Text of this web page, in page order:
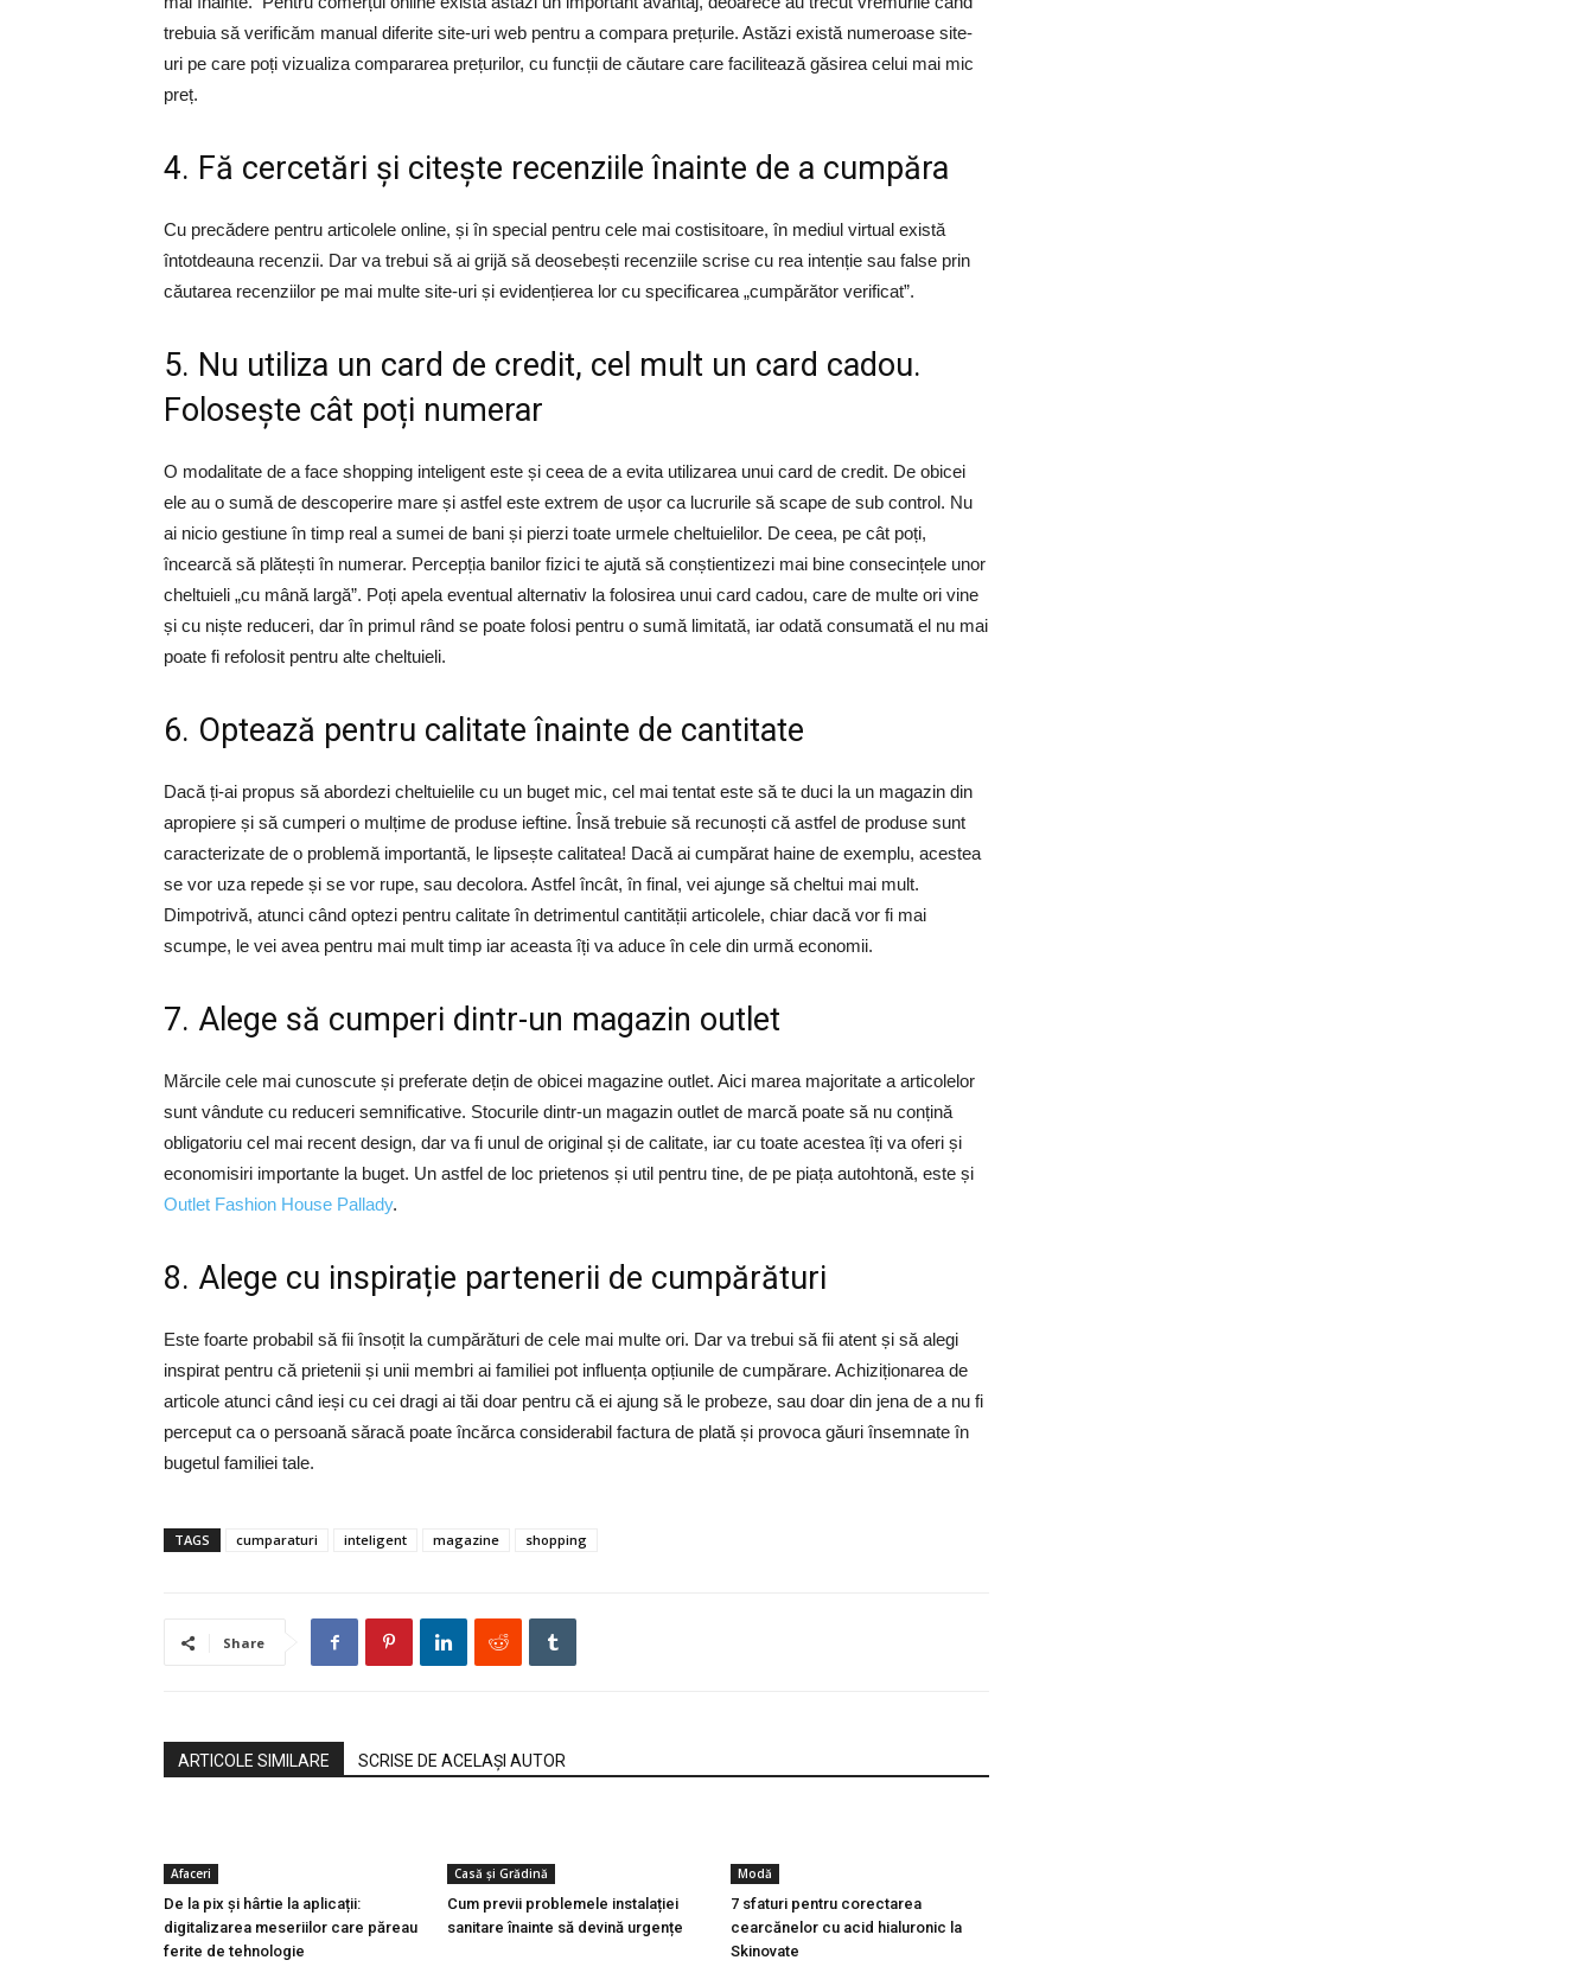
trebuia să verificăm manual diferite site-uri web pentru a compara prețurile. Astăzi există numeroase site-
uri pe care poți vizualiza compararea prețurilor, cu funcții de căutare care facilitează găsirea celui mai mic
preț.
4. Fă cercetări și citește recenziile înainte de a cumpăra
Cu precădere pentru articolele online, și în special pentru cele mai costisitoare, în mediul virtual există
întotdeauna recenzii. Dar va trebui să ai grijă să deosebești recenziile scrise cu rea intenție sau false prin
căutarea recenziilor pe mai multe site-uri și evidențierea lor cu specificarea „cumpărător verificat”.
5. Nu utiliza un card de credit, cel mult un card cadou.
Folosește cât poți numerar
O modalitate de a face shopping inteligent este și ceea de a evita utilizarea unui card de credit. De obicei
ele au o sumă de descoperire mare și astfel este extrem de ușor ca lucrurile să scape de sub control. Nu
ai nicio gestiune în timp real a sumei de bani și pierzi toate urmele cheltuielilor. De ceea, pe cât poți,
încearcă să plătești în numerar. Percepția banilor fizici te ajută să conștientizezi mai bine consecințele unor
cheltuieli „cu mână largă”. Poți apela eventual alternativ la folosirea unui card cadou, care de multe ori vine
și cu niște reduceri, dar în primul rând se poate folosi pentru o sumă limitată, iar odată consumată el nu mai
poate fi refolosit pentru alte cheltuieli.
6. Optează pentru calitate înainte de cantitate
Dacă ți-ai propus să abordezi cheltuielile cu un buget mic, cel mai tentat este să te duci la un magazin din
apropiere și să cumperi o mulțime de produse ieftine. Însă trebuie să recunoști că astfel de produse sunt
caracterizate de o problemă importantă, le lipsește calitatea! Dacă ai cumpărat haine de exemplu, acestea
se vor uza repede și se vor rupe, sau decolora. Astfel încât, în final, vei ajunge să cheltui mai mult.
Dimpotrivă, atunci când optezi pentru calitate în detrimentul cantității articolele, chiar dacă vor fi mai
scumpe, le vei avea pentru mai mult timp iar aceasta îți va aduce în cele din urmă economii.
7. Alege să cumperi dintr-un magazin outlet
Mărcile cele mai cunoscute și preferate dețin de obicei magazine outlet. Aici marea majoritate a articolelor
sunt vândute cu reduceri semnificative. Stocurile dintr-un magazin outlet de marcă poate să nu conțină
obligatoriu cel mai recent design, dar va fi unul de original și de calitate, iar cu toate acestea îți va oferi și
economisiri importante la buget. Un astfel de loc prietenos și util pentru tine, de pe piața autohtonă, este și
Outlet Fashion House Pallady.
8. Alege cu inspirație partenerii de cumpărături
Este foarte probabil să fii însoțit la cumpărături de cele mai multe ori. Dar va trebui să fii atent și să alegi
inspirat pentru că prietenii și unii membri ai familiei pot influența opțiunile de cumpărare. Achiziționarea de
articole atunci când ieși cu cei dragi ai tăi doar pentru că ei ajung să le probeze, sau doar din jena de a nu fi
perceput ca o persoană săracă poate încărca considerabil factura de plată și provoca găuri însemnate în
bugetul familiei tale.
TAGS cumparaturi inteligent magazine shopping
Share
ARTICOLE SIMILARE SCRISE DE ACELAȘI AUTOR
Afaceri
De la pix şi hârtie la aplicații:
digitalizarea meseriilor care păreau
ferite de tehnologie
Casă și Grădină
Cum previi problemele instalației
sanitare înainte să devină urgențe
Modă
7 sfaturi pentru corectarea
cearcănelor cu acid hialuronic la
Skinovate